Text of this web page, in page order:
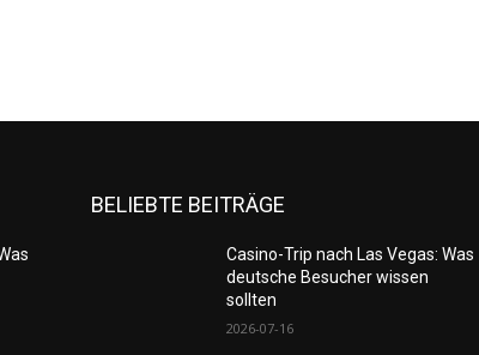
BELIEBTE BEITRÄGE
Casino-Trip nach Las Vegas: Was
deutsche Besucher wissen
sollten
2026-07-16